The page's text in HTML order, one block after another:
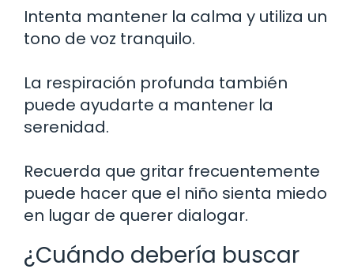
Intenta mantener la calma y utiliza un
tono de voz tranquilo.
La respiración profunda también
puede ayudarte a mantener la
serenidad.
Recuerda que gritar frecuentemente
puede hacer que el niño sienta miedo
en lugar de querer dialogar.
¿Cuándo debería buscar